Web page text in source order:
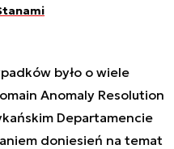
było o wiele
Anomaly Resolution
Departamencie
doniesień na temat